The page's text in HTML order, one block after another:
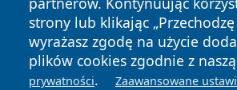
strony lub klikając
wyrażasz zgodę na użycie
plików cookies zgodnie z naszą
prywatności. Zaawansowane
News Autorzy
Polityka
Prywatności